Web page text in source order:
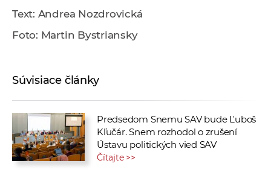
Text: Andrea Nozdrovická
Foto: Martin Bystriansky
Súvisiace články
Predsedom Snemu SAV bude Ľuboš
Kľučár. Snem rozhodol o zrušení
Ústavu politických vied SAV
Čítajte >>